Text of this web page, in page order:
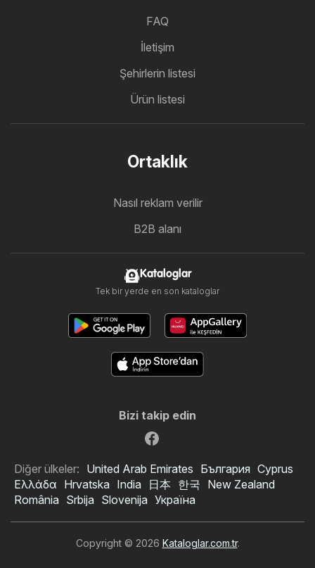
FAQ
İletişim
Şehirlerin listesi
Ürün listesi
Ortaklık
Nasıl reklam verilir
B2B alanı
Kataloglar
Tek bir yerde en son kataloglar
Bizi takip edin
Diğer ülkeler: United Arab Emirates България Cyprus
Ελλάδα Hrvatska India 日本 한국 New Zealand
România Srbija Slovenija Україна
Copyright © 2026 Kataloglar.com.tr.